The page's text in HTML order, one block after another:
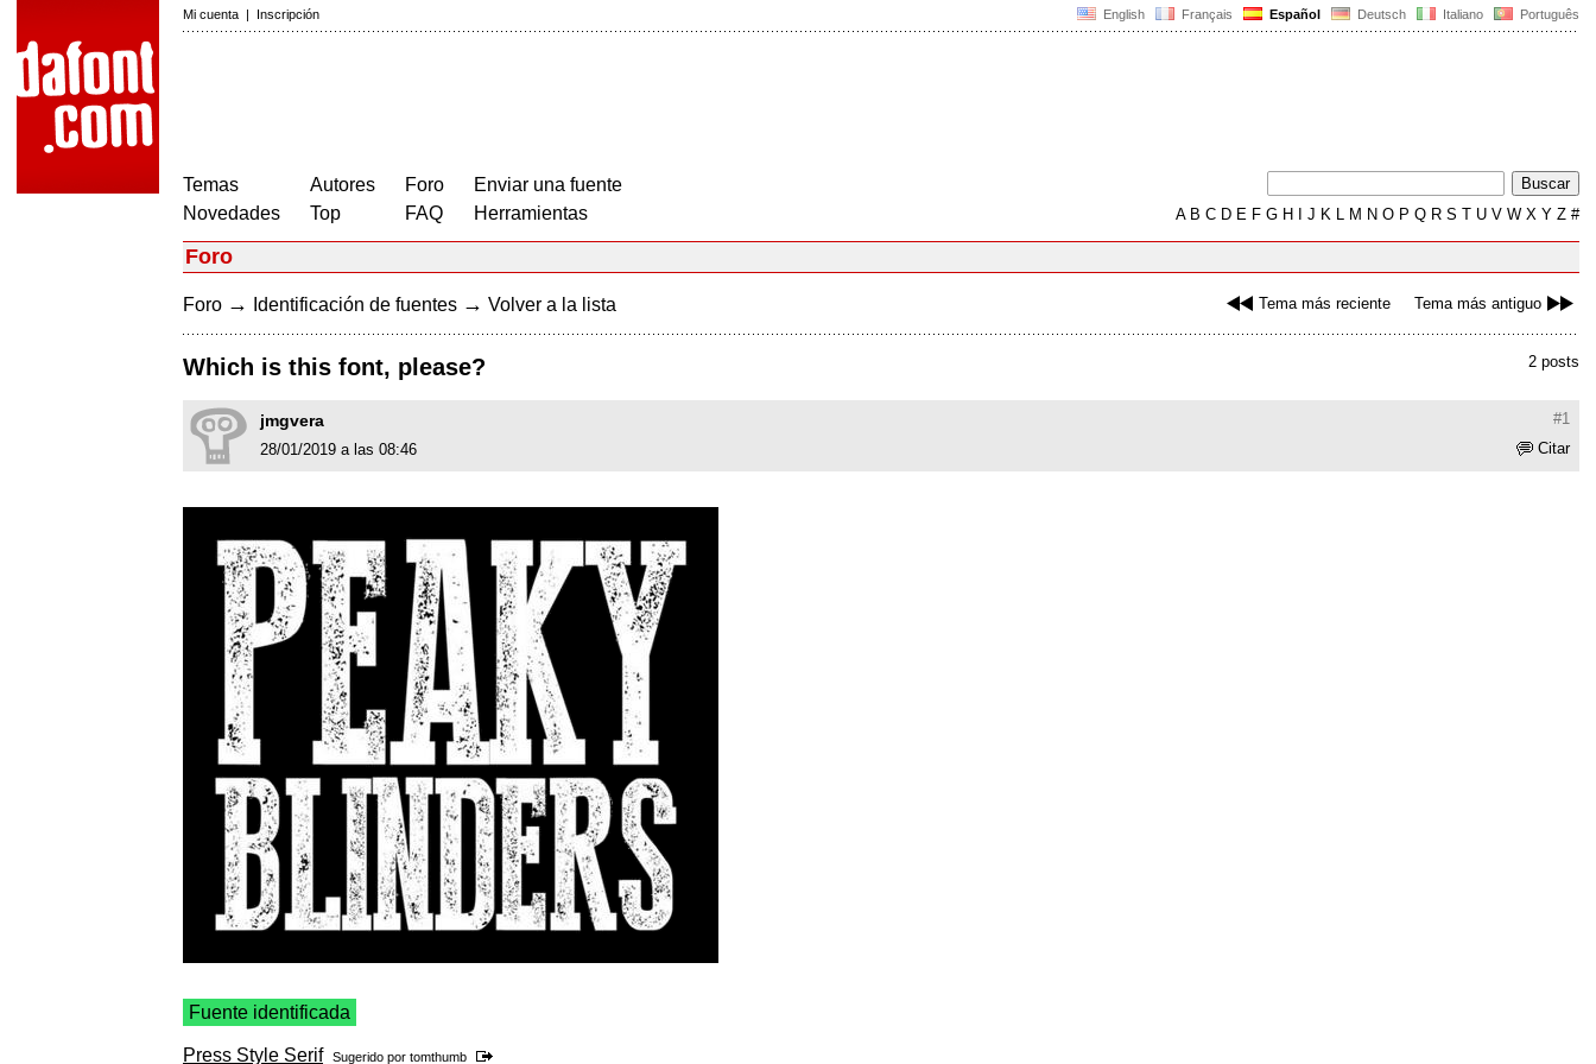
English Français Español Deutsch Italiano Português
Mi cuenta | Inscripción
Temas
Novedades
Autores
Top
Foro
FAQ
Enviar una fuente
Herramientas
AB C D E F G H J K L M N O P Q R S T U V W X Y Z #
Foro
Tema más reciente Tema más antiguo
Foro → Identificación de fuentes → Volver a la lista
2 posts
Which is this font, please?
#1
jmgvera
Citar
28/01/2019 a las 08:46
Fuente identificada
Press Style Serif Sugerido por tomthumb